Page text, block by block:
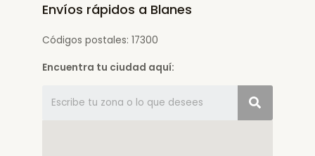
Envíos rápidos a Blanes
Códigos postales: 17300
Encuentra tu ciudad aquí: